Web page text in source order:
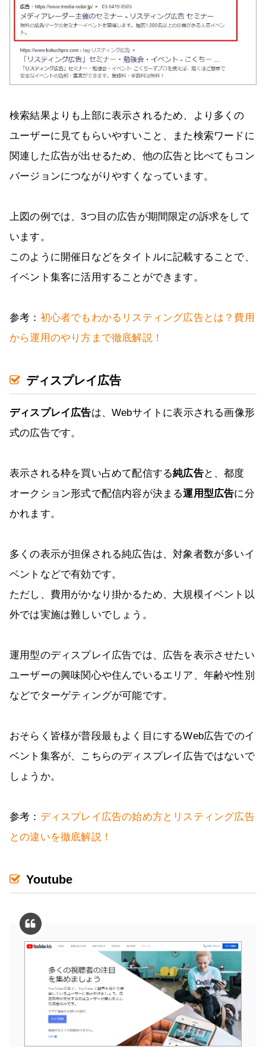
検索結果よりも上部に表示されるため、より多くの
ユーザーに見てもらいやすいこと、また検索ワードに
関連した広告が出せるため、他の広告と比べてもコン
バージョンにつながりやすくなっています。
上図の例では、3つ目の広告が期間限定の訴求をして
います。
このように開催日などをタイトルに記載することで、
イベント集客に活用することができます。
参考： 初心者でもわかるリスティング広告とは？費用
から運用のやり方まで徹底解説！
ディスプレイ広告
ディスプレイ広告は、Webサイトに表示される画像形
式の広告です。
表示される枠を買い占めて配信する純広告と、都度
オークション形式で配信内容が決まる運用型広告に分
かれます。
多くの表示が担保される純広告は、対象者数が多いイ
ベントなどで有効です。
ただし、費用がかなり掛かるため、大規模イベント以
外では実施は難しいでしょう。
運用型のディスプレイ広告では、広告を表示させたい
ユーザーの興味関心や住んでいるエリア、年齢や性別
などでターゲティングが可能です。
おそらく皆様が普段最もよく目にするWeb広告でのイ
ベント集客が、こちらのディスプレイ広告ではないで
しょうか。
参考： ディスプレイ広告の始め方とリスティング広告
との違いを徹底解説！
Youtube